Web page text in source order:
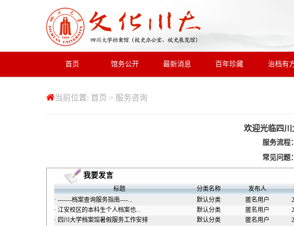
首页 馆务公开 最新消息 百年珍藏 治档有
当前位置: 首页 > 服务咨询
欢迎光临四
服务流程：
常见问题：
我要发言
标题 分类名称 发布人
· -------档案查询服务指南----... 默认分类 匿名用户
· 江安校区的本科生个人档案也... 默认分类 匿名用户
· 四川大学档案馆暑假服务工作安排 默认分类 匿名用户